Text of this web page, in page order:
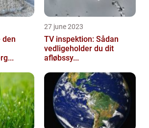
den
27 june 2023
TV inspektion: Sådan
vedligeholder du dit
afløbssy...